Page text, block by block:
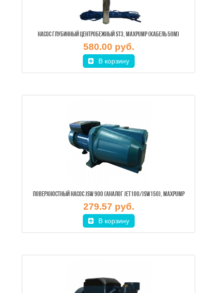
НАСОС ГЛУБИННЫЙ ЦЕНТРОБЕЖНЫЙ ST3, MAXPUMP (КАБЕЛЬ 50М)
580.00 руб.
В корзину
ПОВЕРХНОСТНЫЙ НАСОС JSW 900 (АНАЛОГ JET100/JSW150), MAXPUMP
279.57 руб.
В корзину